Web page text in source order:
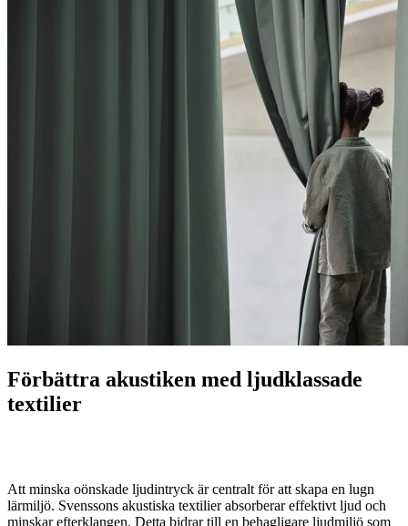
Förbättra akustiken med ljudklassade
textilier
Att minska oönskade ljudintryck är centralt för att skapa en lugn
lärmiljö. Svenssons akustiska textilier absorberar effektivt ljud och
minskar efterklangen. Detta bidrar till en behagligare ljudmiljö som